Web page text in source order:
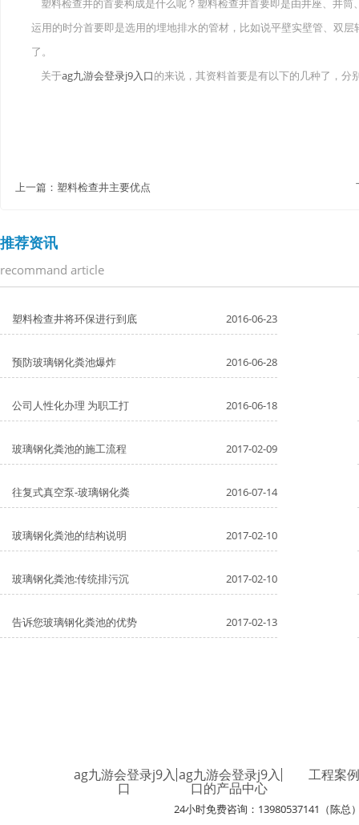
塑料检查井的首要构成是什么呢？塑料检查井首要即是由井座、井
运用的时分首要即是选用的埋地排水的管材，比如说平壁实壁管、双
了。
关于ag九游会登录j9入口的来说，其资料首要是有以下的几种了，分
上一篇： 塑料检查井主要优点
推荐资讯
recommand article
塑料检查井将环保进行到底 2016-06-23
预防玻璃钢化粪池爆炸 2016-06-28
公司人性化办理 为职工打 2016-06-18
玻璃钢化粪池的施工流程 2017-02-09
往复式真空泵-玻璃钢化粪 2016-07-14
玻璃钢化粪池的结构说明 2017-02-10
玻璃钢化粪池:传统排污沉 2017-02-10
告诉您玻璃钢化粪池的优势 2017-02-13
ag九游会登录j9入
口
ag九游会登录j9入
口的产品中心
工程案例
24小时免费咨询：13980537141（陈总